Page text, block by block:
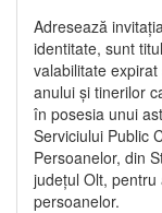
Adresează
identitate, sunt
valabilitate
anului și tinerilor
în posesia unui
Serviciului Public
Persoanelor, din
județul Olt,
persoanelor.